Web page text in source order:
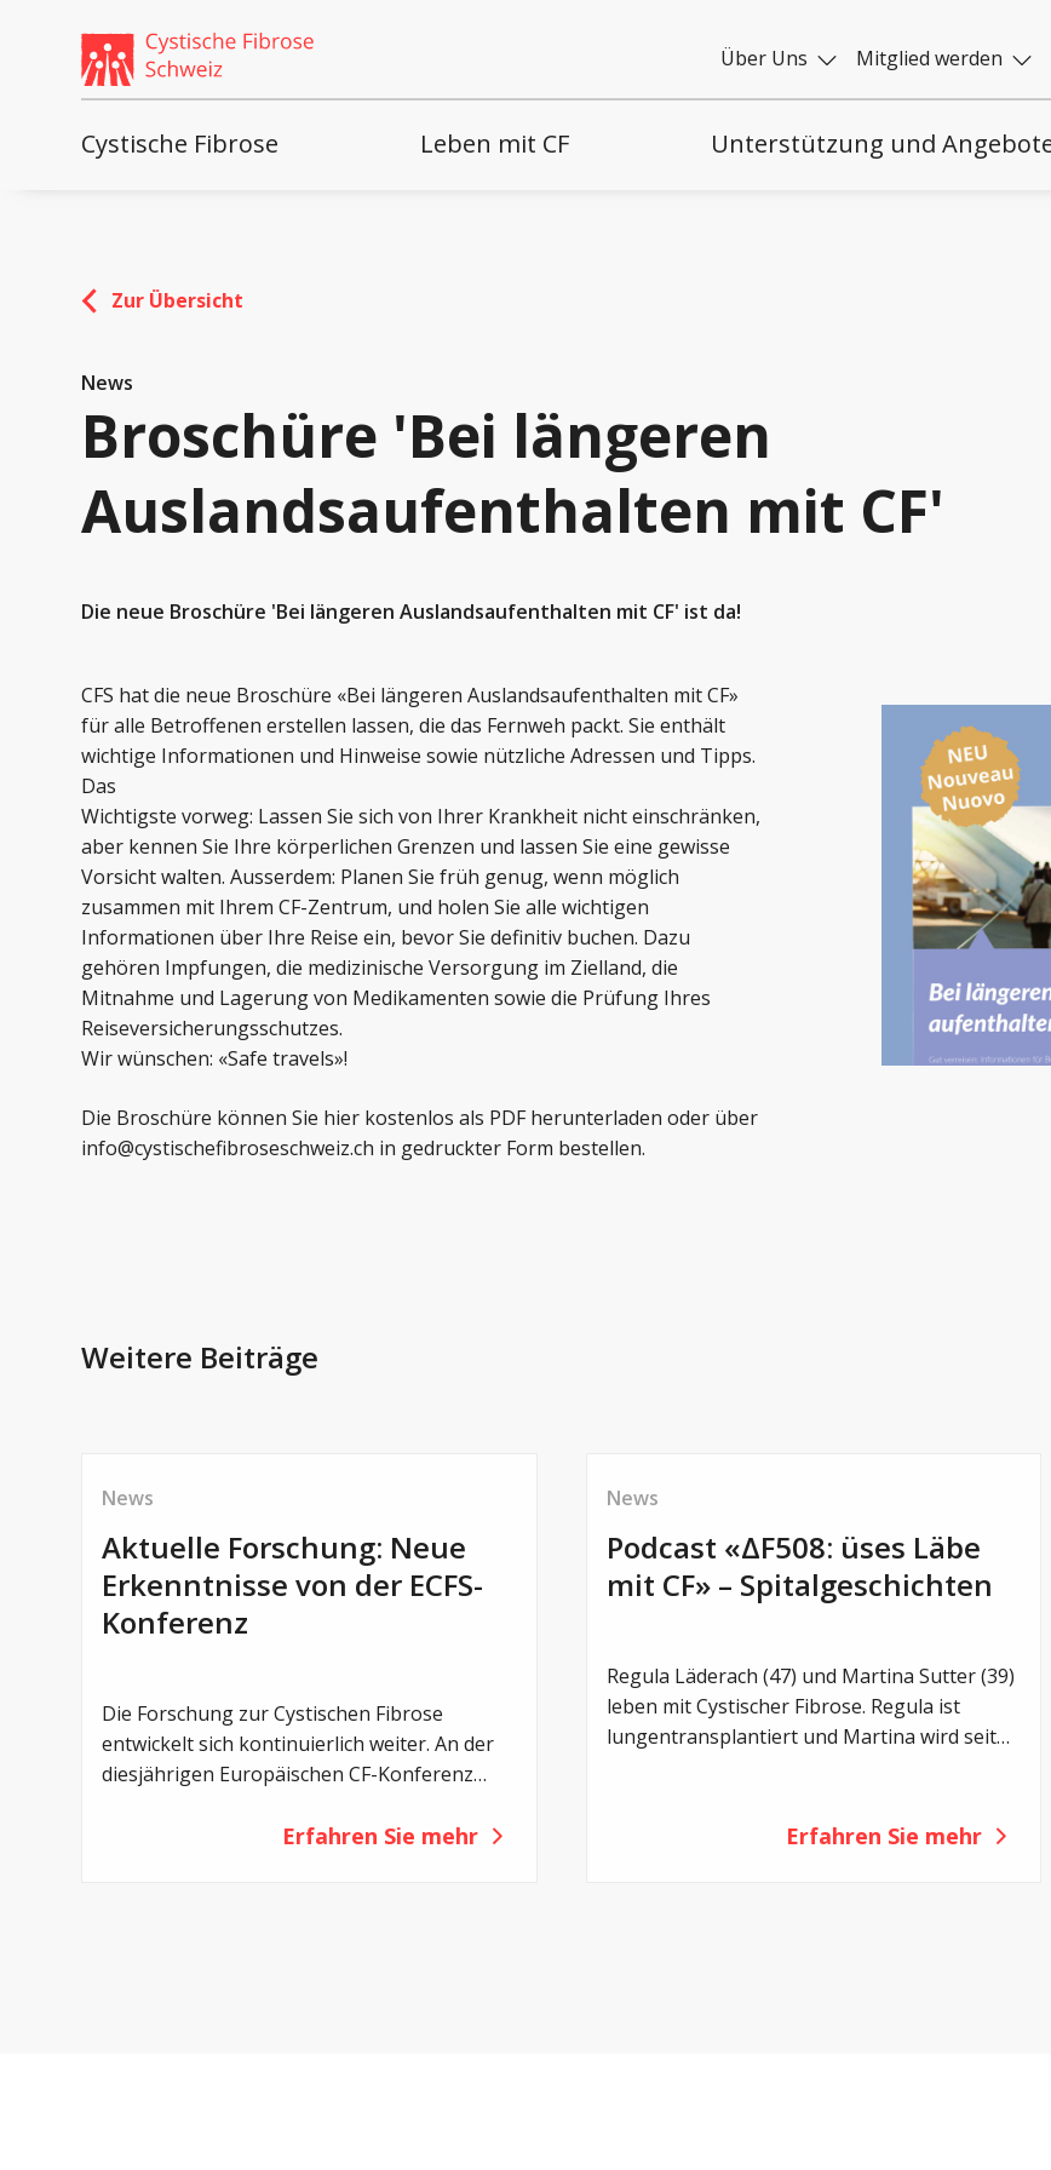
Über Uns Mitglied werden
Cystische Fibrose Leben mit CF Unterstützung und
Zur Übersicht
News
Broschüre 'Bei längeren
Auslandsaufenthalten mit CF'
Die neue Broschüre 'Bei längeren Auslandsaufenthalten mit CF' ist da!
CFS hat die neue Broschüre «Bei längeren Auslandsaufenthalten mit CF»
für alle Betroffenen erstellen lassen, die das Fernweh packt. Sie enthält
wichtige Informationen und Hinweise sowie nützliche Adressen und Tipps.
Das
Wichtigste vorweg: Lassen Sie sich von Ihrer Krankheit nicht einschränken,
aber kennen Sie Ihre körperlichen Grenzen und lassen Sie eine gewisse
Vorsicht walten. Ausserdem: Planen Sie früh genug, wenn möglich
zusammen mit Ihrem CF-Zentrum, und holen Sie alle wichtigen
Informationen über Ihre Reise ein, bevor Sie definitiv buchen. Dazu
gehören Impfungen, die medizinische Versorgung im Zielland, die
Mitnahme und Lagerung von Medikamenten sowie die Prüfung Ihres
Reiseversicherungsschutzes.
Wir wünschen: «Safe travels»!
Die Broschüre können Sie hier kostenlos als PDF herunterladen oder über
info@cystischefibroseschweiz.ch in gedruckter Form bestellen.
Weitere Beiträge
News
Aktuelle Forschung: Neue
Erkenntnisse von der ECFS-
Konferenz
Die Forschung zur Cystischen Fibrose
entwickelt sich kontinuierlich weiter. An der
diesjährigen Europäischen CF-Konferenz
Studien vorgestellt – von einem noch
Erfahren Sie mehr
News
Podcast «ΔF508: üses Läbe
mit CF» – Spitalgeschichten
Regula Läderach (47) und Martina Sutter (39)
leben mit Cystischer Fibrose. Regula ist
lungentransplantiert und Martina wird seit
eine gemeinsame Motivation: Offen über das
Erfahren Sie mehr